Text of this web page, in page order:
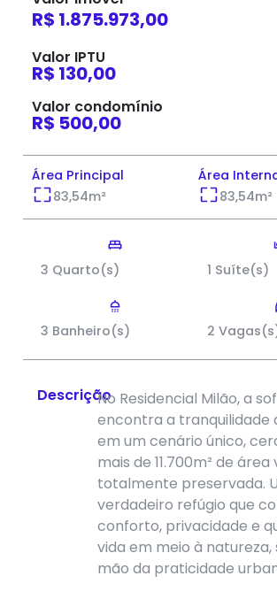
R$ 1.875.973,00
Valor IPTU
R$ 130,00
Valor condomínio
R$ 500,00
Área Principal
83,54m²
Área
83,54m²
3 Quarto(s) 1 Suíte(s)
3 Banheiro(s) 2
DescriçãoNo Residencial Milão, a
encontra a tranquilidade
em um cenário único,
mais de 11.700m² de área
totalmente preservada.
verdadeiro refúgio que
conforto, privacidade e
vida em meio à
mão da praticidade